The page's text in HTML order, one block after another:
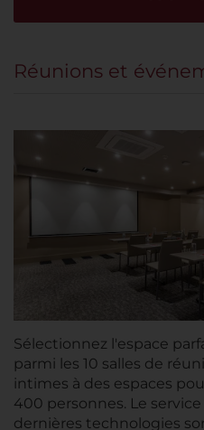
Réunions et
Sélectionnez l'espace
parmi les 10 salles de
intimes à des espaces
400 personnes. Le
dernières technologies